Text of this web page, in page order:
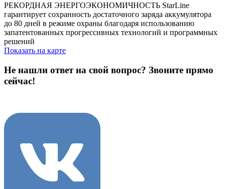
РЕКОРДНАЯ ЭНЕРГОЭКОНОМИЧНОСТЬ StarLine
гарантирует сохранность достаточного заряда аккумулятора
до 80 дней в режиме охраны благодаря использованию
запатентованных прогрессивных технологий и программных
решений
Показать на карте
Не нашли ответ на свой вопрос? Звоните прямо
сейчас!